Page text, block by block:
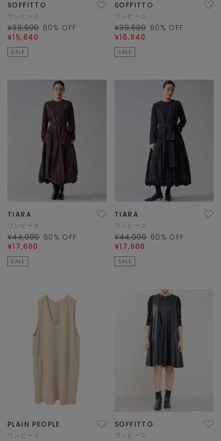
SOFFITTO
ワンピース
¥39,600 60 % OFF
¥15,840
SALE
SOFFITTO
ワンピース
¥39,600 60 % OFF
¥15,840
SALE
TIARA
ワンピース
¥44,000 60 % OFF
¥17,600
SALE
TIARA
ワンピース
¥44,000 60 % OFF
¥17,600
SALE
PLAIN PEOPLE
ワンピース
SOFFITTO
ワンピース